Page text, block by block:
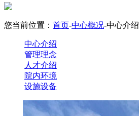
您当前位置： 首页-中心概况-中心介绍
中心介绍
管理理念
人才介绍
院内环境
设施设备